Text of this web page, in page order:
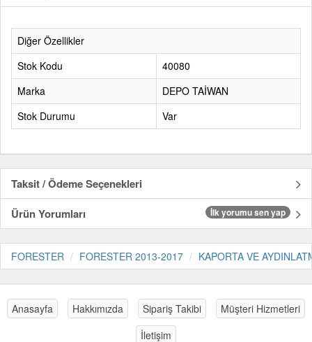
Diğer Özellikler
Stok Kodu
40080
Marka
DEPO TAİWAN
Stok Durumu
Var
Taksit / Ödeme Seçenekleri
Ürün Yorumları
İlk yorumu sen yap
FORESTER FORESTER 2013-2017 KAPORTA VE
Anasayfa Hakkımızda Sipariş Takibi
Müşteri Hizmetleri
İletişim